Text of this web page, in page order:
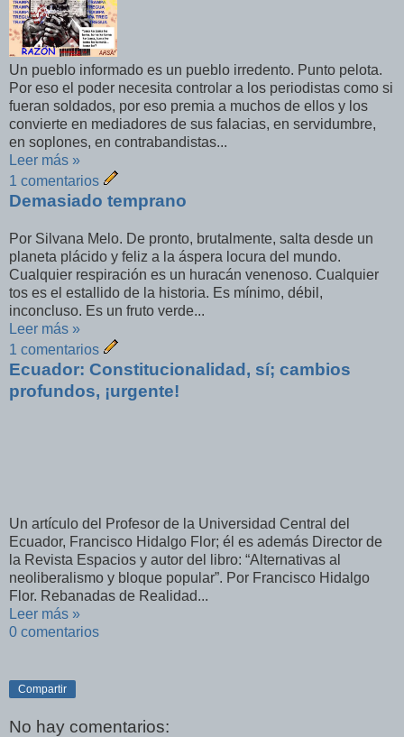
Un pueblo informado es un pueblo irredento. Punto pelota.
Por eso el poder necesita controlar a los periodistas como si
fueran soldados, por eso premia a muchos de ellos y los
convierte en mediadores de sus falacias, en servidumbre,
en soplones, en contrabandistas...
Leer más »
1 comentarios
Demasiado temprano
Por Silvana Melo. De pronto, brutalmente, salta desde un
planeta plácido y feliz a la áspera locura del mundo.
Cualquier respiración es un huracán venenoso. Cualquier
tos es el estallido de la historia. Es mínimo, débil,
inconcluso. Es un fruto verde...
Leer más »
1 comentarios
Ecuador: Constitucionalidad, sí; cambios
profundos, ¡urgente!
Un artículo del Profesor de la Universidad Central del
Ecuador, Francisco Hidalgo Flor; él es además Director de
la Revista Espacios y autor del libro: “Alternativas al
neoliberalismo y bloque popular”. Por Francisco Hidalgo
Flor. Rebanadas de Realidad...
Leer más »
0 comentarios
Compartir
No hay comentarios: